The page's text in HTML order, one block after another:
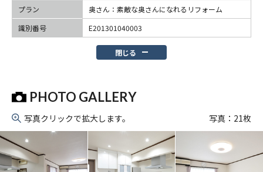
プラン
奥さん：素敵な奥さんになれるリフォーム
識別番号
E201301040003
閉じる
PHOTO GALLERY
写真クリックで拡大します。 写真： 21枚